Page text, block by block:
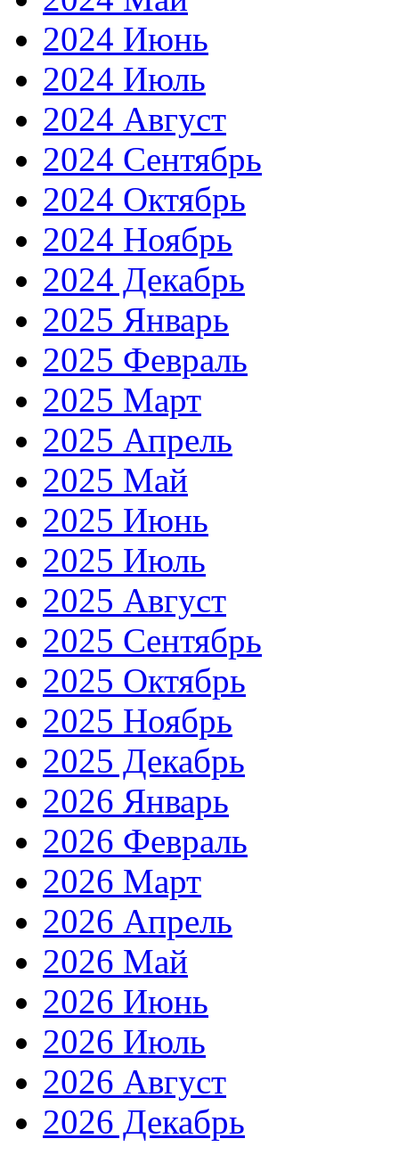
2024 Июнь
2024 Июль
2024 Август
2024 Сентябрь
2024 Октябрь
2024 Ноябрь
2024 Декабрь
2025 Январь
2025 Февраль
2025 Март
2025 Апрель
2025 Май
2025 Июнь
2025 Июль
2025 Август
2025 Сентябрь
2025 Октябрь
2025 Ноябрь
2025 Декабрь
2026 Январь
2026 Февраль
2026 Март
2026 Апрель
2026 Май
2026 Июнь
2026 Июль
2026 Август
2026 Декабрь